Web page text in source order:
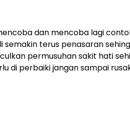
dan mencoba lagi
terus penasaran
permusuhan sakit hati
di perbaiki jangan sampai